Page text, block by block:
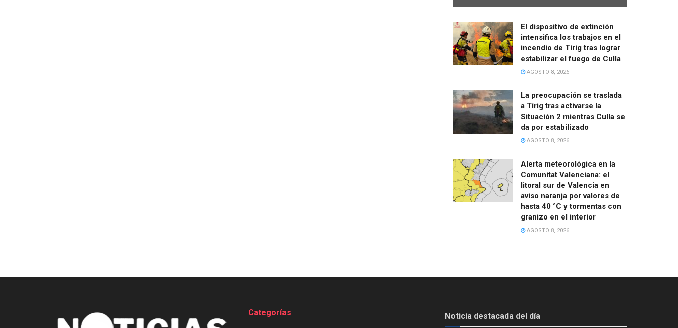
El dispositivo de extinción
intensifica los trabajos en el
incendio de Tírig tras lograr
estabilizar el fuego de Culla
AGOSTO 8, 2026
La preocupación se traslada
a Tírig tras activarse la
Situación 2 mientras Culla se
da por estabilizado
AGOSTO 8, 2026
Alerta meteorológica en la
Comunitat Valenciana: el
litoral sur de Valencia en
aviso naranja por valores de
hasta 40 °C y tormentas con
granizo en el interior
AGOSTO 8, 2026
Categorías Noticia destacada del día